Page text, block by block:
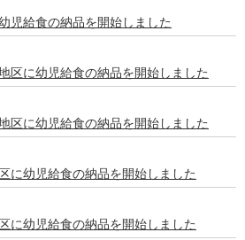
児給食の納品を開始しました
区に幼児給食の納品を開始しました
区に幼児給食の納品を開始しました
に幼児給食の納品を開始しました
に幼児給食の納品を開始しました